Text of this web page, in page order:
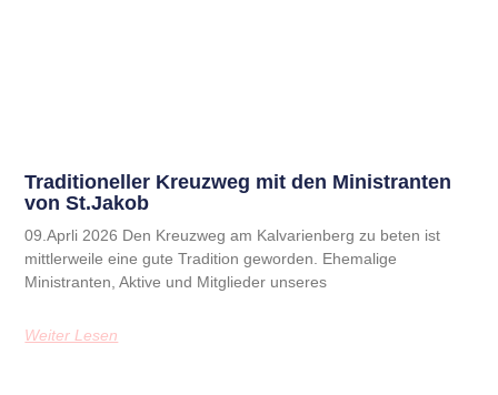
Traditioneller Kreuzweg mit den Ministranten
von St.Jakob
09.Aprli 2026 Den Kreuzweg am Kalvarienberg zu beten ist
mittlerweile eine gute Tradition geworden. Ehemalige
Ministranten, Aktive und Mitglieder unseres
Weiter Lesen